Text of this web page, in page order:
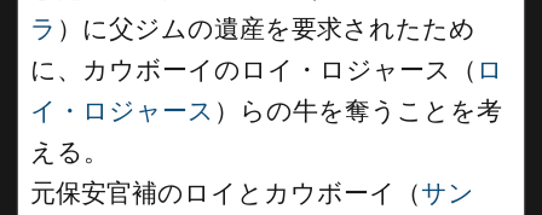
ラ ）に父ジムの遺産を要求されたため
に、カウボーイのロイ・ロジャース（ ロ
イ・ロジャース ）らの牛を奪うことを考
える。
元保安官補のロイとカウボーイ（サン